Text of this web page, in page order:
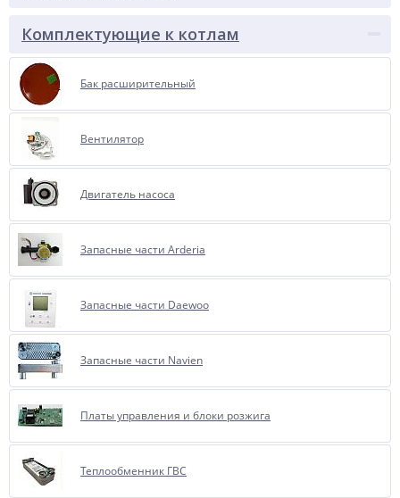
Комплектующие к котлам
Бак расширительный
Вентилятор
Двигатель насоса
Запасные части Arderia
Запасные части Daewoo
Запасные части Navien
Платы управления и блоки розжига
Теплообменник ГВС